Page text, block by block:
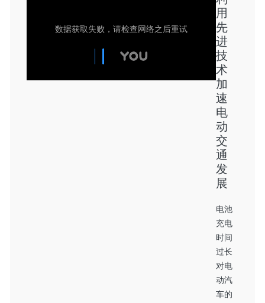
用
先
进
技
术
加
速
电
动
交
通
发
展
电池
充电
时间
过长
对电
动汽
车的